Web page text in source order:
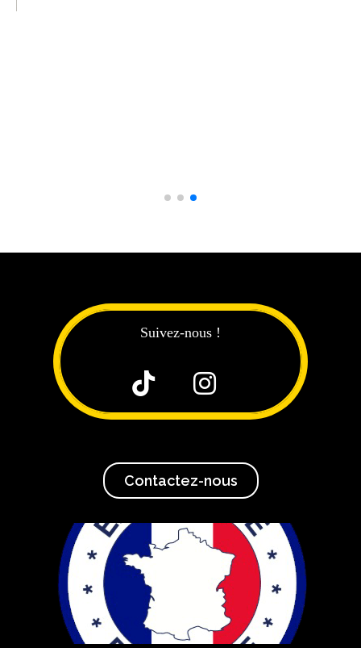
Suivez-nous !
 
Contactez-nous